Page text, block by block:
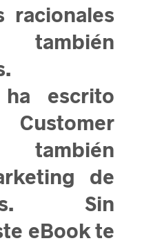
racionales
escrito
también
de
Sin
eBook te